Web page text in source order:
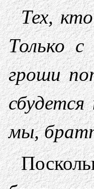
Тех,
Только
гроши
мы,